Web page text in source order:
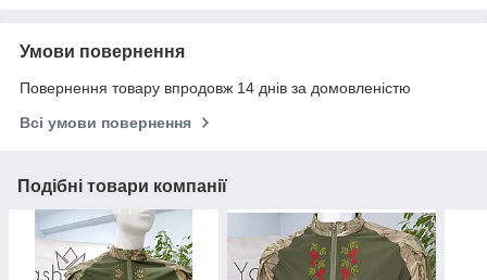
Умови повернення
Повернення товару впродовж 14 днів за домовленістю
Всі умови повернення
Подібні товари компанії